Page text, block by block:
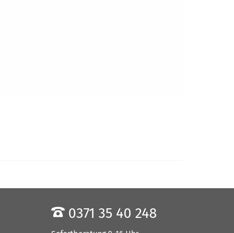
0371 35 40 248